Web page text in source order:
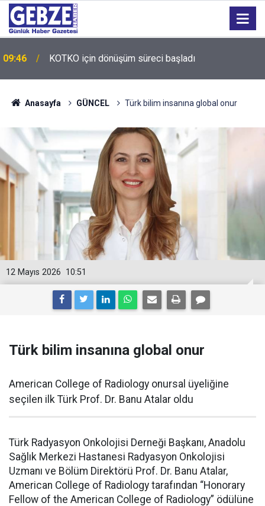
09:46 KOTKO için dönüşüm süreci başladı
Anasayfa GÜNCEL Türk bilim insanına global onur
10:51
12 Mayıs 2026
Türk bilim insanına global onur
American College of Radiology onursal üyeliğine
seçilen ilk Türk Prof. Dr. Banu Atalar oldu
Türk Radyasyon Onkolojisi Derneği Başkanı, Anadolu
Sağlık Merkezi Hastanesi Radyasyon Onkolojisi
Uzmanı ve Bölüm Direktörü Prof. Dr. Banu Atalar,
American College of Radiology tarafından “Honorary
Fellow of the American College of Radiology” ödülüne